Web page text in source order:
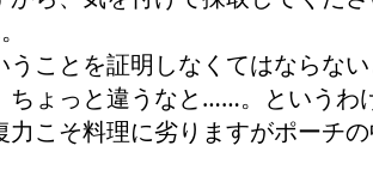
ことを証明しなくてはならな
ちょっと違うなと……。というわ
こそ料理に劣りますがポーチ